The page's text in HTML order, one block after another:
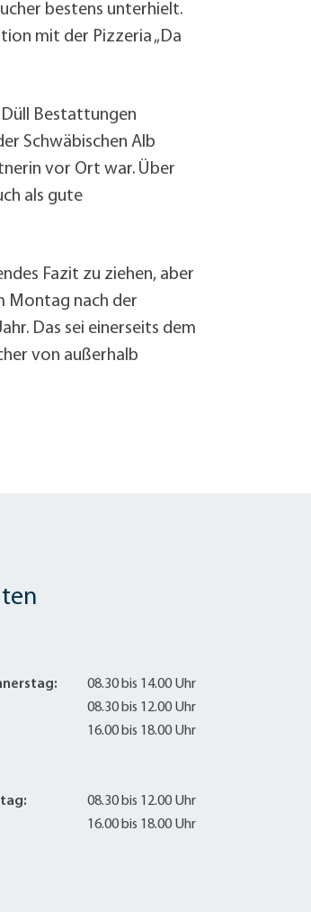
bestens unterhielt.
mit der Pizzeria „Da
Bestattungen
Schwäbischen Alb
vor Ort war. Über
als gute
Fazit zu ziehen, aber
Montag nach der
Das sei einerseits dem
von außerhalb
08.30 bis 14.00 Uhr
08.30 bis 12.00 Uhr
16.00 bis 18.00 Uhr
08.30 bis 12.00 Uhr
16.00 bis 18.00 Uhr